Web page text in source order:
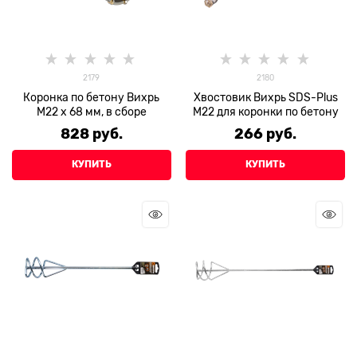
2179
Коронка по бетону Вихрь
М22 х 68 мм, в сборе
828 руб.
КУПИТЬ
2180
Хвостовик Вихрь SDS-Plus
М22 для коронки по бетону
266 руб.
КУПИТЬ